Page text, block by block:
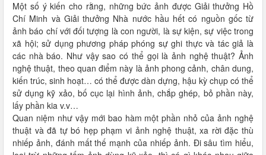
Một số ý kiến cho rằng, những bức ảnh được Giải thưởng Hồ
Chí Minh và Giải thưởng Nhà nước hầu hết có nguồn gốc từ
ảnh báo chí với đối tượng là con người, là sự kiện, sự việc trong
xã hội; sử dụng phương pháp phóng sự ghi thực và tác giả là
các nhà báo. Như vậy sao có thể gọi là ảnh nghệ thuật? Ảnh
nghệ thuật, theo quan điểm này là ảnh phong cảnh, chân dung,
kiến trúc, sinh hoạt… có thể được dàn dựng, hậu kỳ chụp có thể
sử dụng kỹ xảo, bố cục lại hình ảnh, chắp ghép, bỏ phần này,
lấy phần kia v.v…
Quan niệm như vậy mới bao hàm một phần nhỏ của ảnh nghệ
thuật và đã tự bó hẹp phạm vi ảnh nghệ thuật, xa rời đặc thù
nhiếp ảnh, đánh mất thế mạnh của nhiếp ảnh. Đi sâu tìm hiểu,